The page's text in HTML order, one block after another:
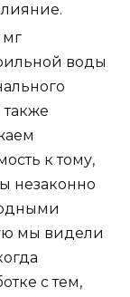
мг
воды
также
к тому,
незаконно
мы видели
с тем,